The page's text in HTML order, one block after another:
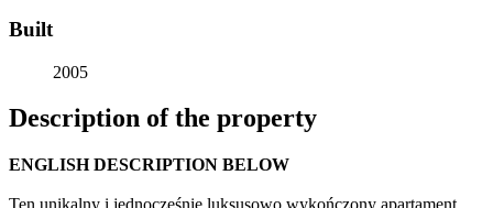
Built
2005
Description of the property
ENGLISH DESCRIPTION BELOW